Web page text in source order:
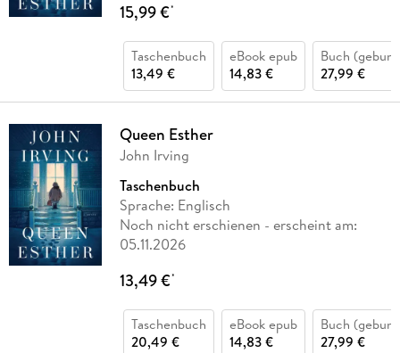
15,99 €*
Taschenbuch
13,49 €
eBook epub
14,83 €
Buch
27,99 €
Queen Esther
John Irving
Taschenbuch
Sprache: Englisch
Noch nicht erschienen - erscheint am:
05.11.2026
13,49 €*
Taschenbuch
20,49 €
eBook epub
14,83 €
Buch
27,99 €